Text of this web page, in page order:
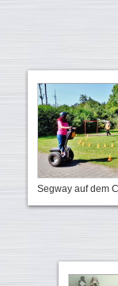
Segway auf dem